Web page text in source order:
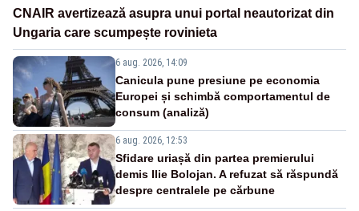
CNAIR avertizează asupra unui portal neautorizat din
Ungaria care scumpește rovinieta
6 aug. 2026, 14:09
Canicula pune presiune pe economia
Europei și schimbă comportamentul de
consum (analiză)
6 aug. 2026, 12:53
Sfidare uriașă din partea premierului
demis Ilie Bolojan. A refuzat să răspundă
despre centralele pe cărbune